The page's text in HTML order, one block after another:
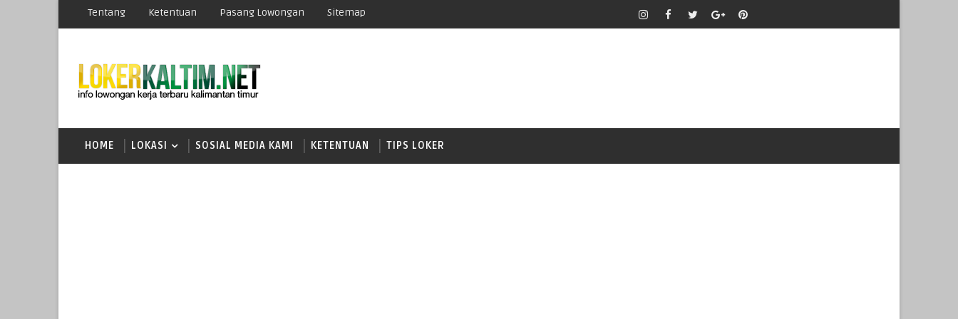
Tentang Ketentuan Pasang Lowongan Sitemap
HOME LOKASI SOSIAL MEDIA KAMI KETENTUAN TIPS LOKER